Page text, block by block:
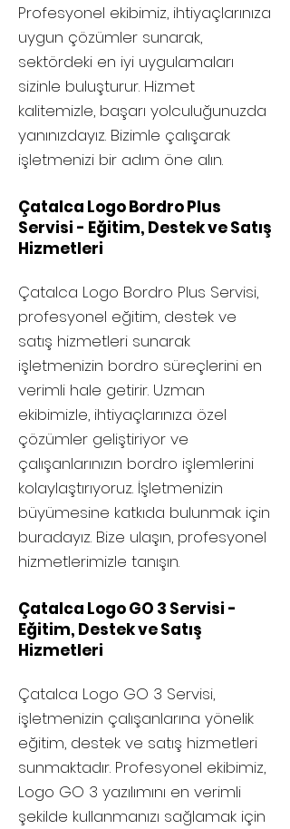
Profesyonel ekibimiz, ihtiyaçlarınıza
uygun çözümler sunarak,
sektördeki en iyi uygulamaları
sizinle buluşturur. Hizmet
kalitemizle, başarı yolculuğunuzda
yanınızdayız. Bizimle çalışarak
işletmenizi bir adım öne alın.
Çatalca Logo Bordro Plus
Servisi - Eğitim, Destek ve Satış
Hizmetleri
Çatalca Logo Bordro Plus Servisi,
profesyonel eğitim, destek ve
satış hizmetleri sunarak
işletmenizin bordro süreçlerini en
verimli hale getirir. Uzman
ekibimizle, ihtiyaçlarınıza özel
çözümler geliştiriyor ve
çalışanlarınızın bordro işlemlerini
kolaylaştırıyoruz. İşletmenizin
büyümesine katkıda bulunmak için
buradayız. Bize ulaşın, profesyonel
hizmetlerimizle tanışın.
Çatalca Logo GO 3 Servisi -
Eğitim, Destek ve Satış
Hizmetleri
Çatalca Logo GO 3 Servisi,
işletmenizin çalışanlarına yönelik
eğitim, destek ve satış hizmetleri
sunmaktadır. Profesyonel ekibimiz,
Logo GO 3 yazılımını en verimli
şekilde kullanmanızı sağlamak için